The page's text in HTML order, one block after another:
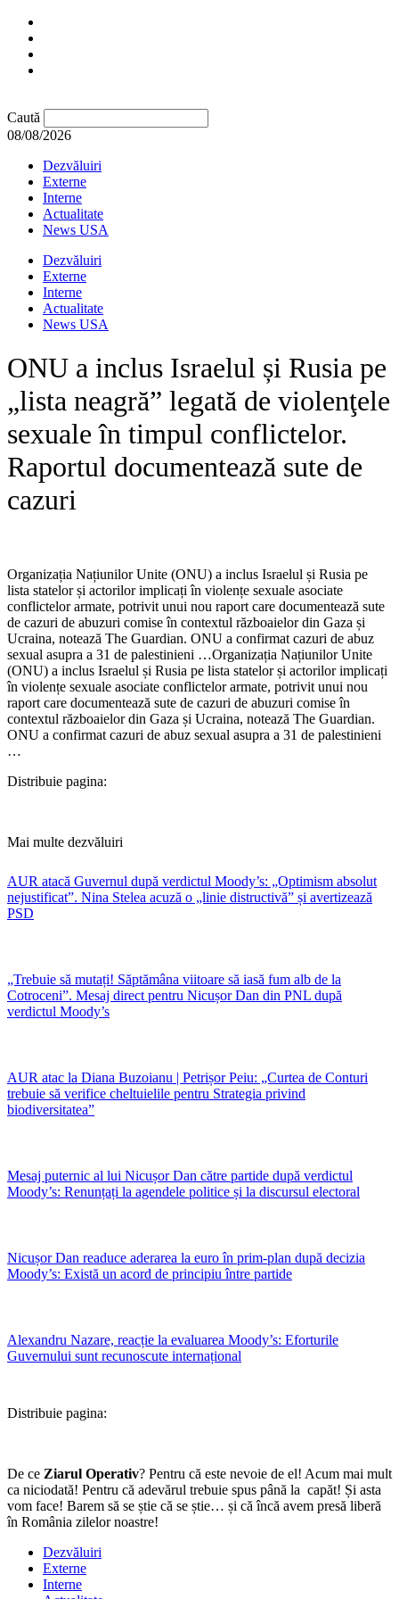
Caută
08/08/2026
Dezvăluiri
Externe
Interne
Actualitate
News USA
Dezvăluiri
Externe
Interne
Actualitate
News USA
ONU a inclus Israelul și Rusia pe
„lista neagră” legată de violenţele
sexuale în timpul conflictelor.
Raportul documentează sute de
cazuri
Organizația Națiunilor Unite (ONU) a inclus Israelul și Rusia pe
lista statelor și actorilor implicați în violențe sexuale asociate
conflictelor armate, potrivit unui nou raport care documentează sute
de cazuri de abuzuri comise în contextul războaielor din Gaza și
Ucraina, notează The Guardian. ONU a confirmat cazuri de abuz
sexual asupra a 31 de palestinieni …​Organizația Națiunilor Unite
(ONU) a inclus Israelul și Rusia pe lista statelor și actorilor implicați
în violențe sexuale asociate conflictelor armate, potrivit unui nou
raport care documentează sute de cazuri de abuzuri comise în
contextul războaielor din Gaza și Ucraina, notează The Guardian.
ONU a confirmat cazuri de abuz sexual asupra a 31 de palestinieni
…
Distribuie pagina:
Mai multe dezvăluiri
AUR atacă Guvernul după verdictul Moody’s: „Optimism absolut
nejustificat”. Nina Stelea acuză o „linie distructivă” și avertizează
PSD
„Trebuie să mutați! Săptămâna viitoare să iasă fum alb de la
Cotroceni”. Mesaj direct pentru Nicușor Dan din PNL după
verdictul Moody’s
AUR atac la Diana Buzoianu | Petrișor Peiu: „Curtea de Conturi
trebuie să verifice cheltuielile pentru Strategia privind
biodiversitatea”
Mesaj puternic al lui Nicușor Dan către partide după verdictul
Moody’s: Renunțați la agendele politice și la discursul electoral
Nicușor Dan readuce aderarea la euro în prim-plan după decizia
Moody’s: Există un acord de principiu între partide
Alexandru Nazare, reacție la evaluarea Moody’s: Eforturile
Guvernului sunt recunoscute internațional
Distribuie pagina:
De ce Ziarul Operativ? Pentru că este nevoie de el! Acum mai mult
ca niciodată! Pentru că adevărul trebuie spus până la capăt! Și asta
vom face! Barem să se știe că se știe… și că încă avem presă liberă
în România zilelor noastre!
Dezvăluiri
Externe
Interne